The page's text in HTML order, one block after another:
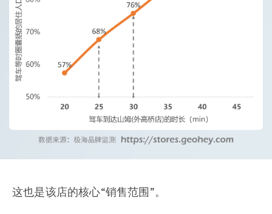
这也是该店的核心“销售范围”。